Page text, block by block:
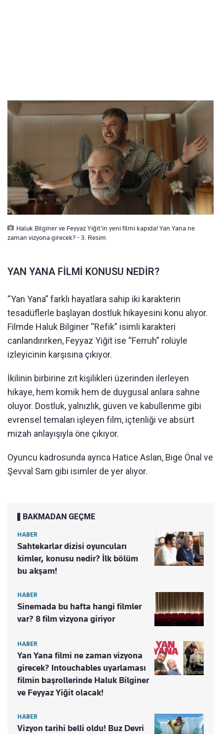
Haluk Bilginer ve Feyyaz Yiğit'in yeni filmi kapıda! Yan Yana ne
zaman vizyona girecek? - 3. Resim
YAN YANA FİLMİ KONUSU NEDİR?
“Yan Yana” farklı hayatlara sahip iki karakterin
tesadüflerle başlayan dostluk hikayesini konu alıyor.
Filmde Haluk Bilginer “Refik” isimli karakteri
canlandırırken, Feyyaz Yiğit ise “Ferruh” rolüyle
izleyicinin karşısına çıkıyor.
İkilinin birbirine zıt kişilikleri üzerinden ilerleyen
hikaye, hem komik hem de duygusal anlara sahne
oluyor. Dostluk, yalnızlık, güven ve kabullenme gibi
evrensel temaları işleyen film, içtenliği ve absürt
mizah anlayışıyla öne çıkıyor.
Oyuncu kadrosunda ayrıca Hatice Aslan, Bige Önal ve
Şevval Sam gibi isimler de yer alıyor.
BAKMADAN GEÇME
HABER
Sahtekarlar dizisi oyuncuları
kimler, konusu nedir? İlk bölüm
bu akşam!
HABER
Sinemada bu hafta hangi filmler
var? 8 film vizyona giriyor
HABER
Yan Yana filmi ne zaman vizyona
girecek? Intouchables uyarlaması
filmin başrollerinde Haluk Bilginer
ve Feyyaz Yiğit olacak!
HABER
Vizyon tarihi belli oldu! Buz Devri